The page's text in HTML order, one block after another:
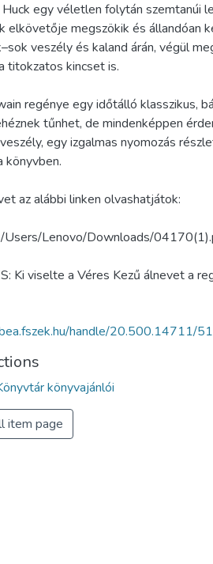
egy véletlen folytán szemtanúi
elkövetője megszökik és állandóan
veszély és kaland árán, végül
titokzatos kincset is.
regénye egy időtálló klasszikus,
tűnhet, de mindenképpen
egy izgalmas nyomozás
könyvben.
az alábbi linken olvashatjátok:
Users/Lenovo/Downloads/
Ki viselte a Véres Kezű álnevet a
handle/20.500.14711/
könyvajánlói
item page